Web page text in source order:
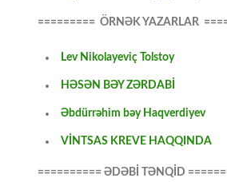
========= ÖRNƏK YAZARLAR
Lev Nikolayeviç Tolstoy
HƏSƏN BƏY ZƏRDABİ
Əbdürrəhim bəy Haqverdiyev
VİNTSAS KREVE HAQQINDA
========== ƏDƏBİ TƏNQİD